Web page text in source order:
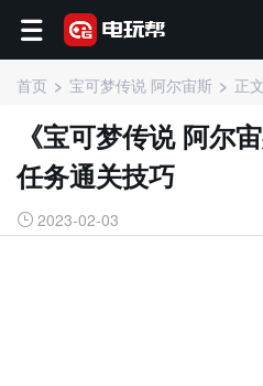
首页 宝可梦传说 阿尔宙斯 正文
《宝可梦传说 阿尔
任务通关技巧
2023-02-03